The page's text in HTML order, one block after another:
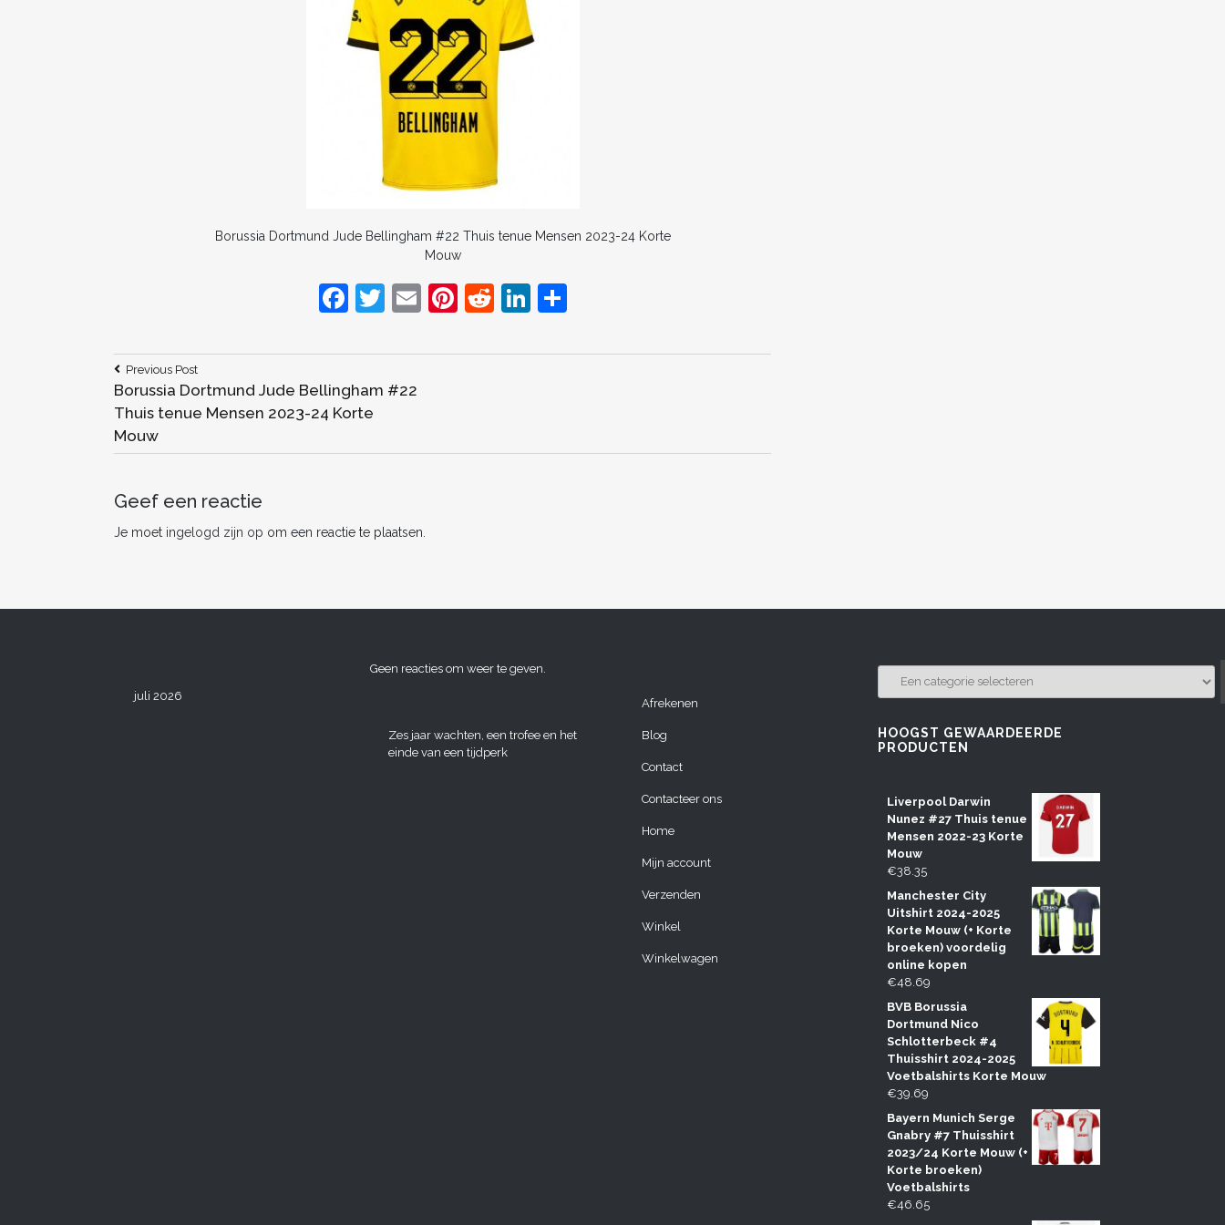
Borussia Dortmund Jude Bellingham #22 Thuis tenue Mensen 2023-24 Korte
Mouw
F
c
e
b
T
itt
er
E
ai
Pi
er
R
d
Li
k e
Bericht
navigatie
Previous PostPrevious
Post:
Borussia Dortmund Jude Bellingham #22
Thuis tenue Mensen 2023-24 Korte
Mouw
Geef een reactie
Je moet ingelogd zijn op om een reactie te plaatsen.
juli 2026
Geen reacties om weer te geven.
Zes jaar wachten, een trofee en het
einde van een tijdperk
Afrekenen
Blog
Contact
Contacteer ons
Home
Mijn account
Verzenden
Winkel
Winkelwagen
EEN
CATEGORIE
SELECTEREN
HOOGST GEWAARDEERDE
PRODUCTEN
Liverpool Darwin
Nunez #27 Thuis tenue
Mensen 2022-23 Korte
Mouw
€38.35
Manchester City
Uitshirt 2024-2025
Korte Mouw (+ Korte
broeken) voordelig
online kopen
€48.69
BVB Borussia
Dortmund Nico
Schlotterbeck #4
Thuisshirt 2024-2025
Voetbalshirts Korte Mouw
€39.69
Bayern Munich Serge
Gnabry #7 Thuisshirt
2023/24 Korte Mouw (+
Korte broeken)
Voetbalshirts
€46.65